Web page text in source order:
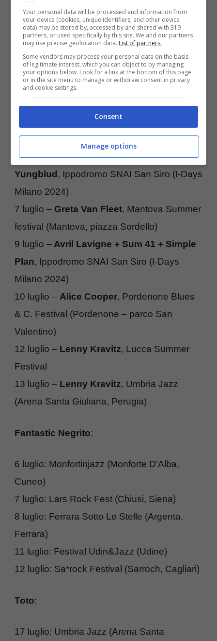
30 giugno: Torino – OGR Sonic City
Concerti 2024: un luglio a ritmo di rock
6 luglio –Smashing Pumpkins + Tom
Morello, Lucca Summer Festival
6 luglio –Queens Of The Stone Age +
, Ippodromo SNAI San Siro (I-
Days Milano 2024)
7 luglio –Bring Me The Horizon +
Yungblud , Ippodromo SNAI San Siro (I-Days
Milano 2024)
7 luglio – Greta Van Fleet, Mantova Summer
festival (Mantova, piazza Sordello)
9 luglio – Avril Lavigne + Sum 41 + Simple
Plan, Ippodromo SNAI San Siro (I-Days
Milano 2024)
10 luglio – Alice Cooper, Pordenone Blues
& C. Festival (Pordenone – parco San
Valentino)
12 luglio – Lenny Kravitz, Lucca Summer
Festival
13 luglio – Lenny Kravitz, Umbria Jazz
(Arena Santa Giuliana, Perugia)
Fantastic Negrito:
6 luglio: Monfortinjazz (Monforte D’Alba,
Cuneo)
7 luglio: Lars Rock Fest (Chiusi, Siena)
8 luglio: Ferrara Sotto Le Stelle (Argenta,
Ferrara)
11 luglio: Festival Udin&Jazz (Udine)
12 luglio: Sa*rock Festival (Sarroch, Cagliari)
Toto:
17 luglio: Umbria Jazz (Arena Santa
Your personal data will be processed and information from
your device (cookies, unique identifiers, and other device
data) may be stored by, accessed by and shared with 319
partners, or used specifically by this site. We and our partners
may use precise geolocation data. List of partners.
Some vendors may process your personal data on the basis
of legitimate interest, which you can object to by managing
your options below. Look for a link at the bottom of this page
or in the site menu to manage or withdraw consent in privacy
and cookie settings.
Consent
Manage options